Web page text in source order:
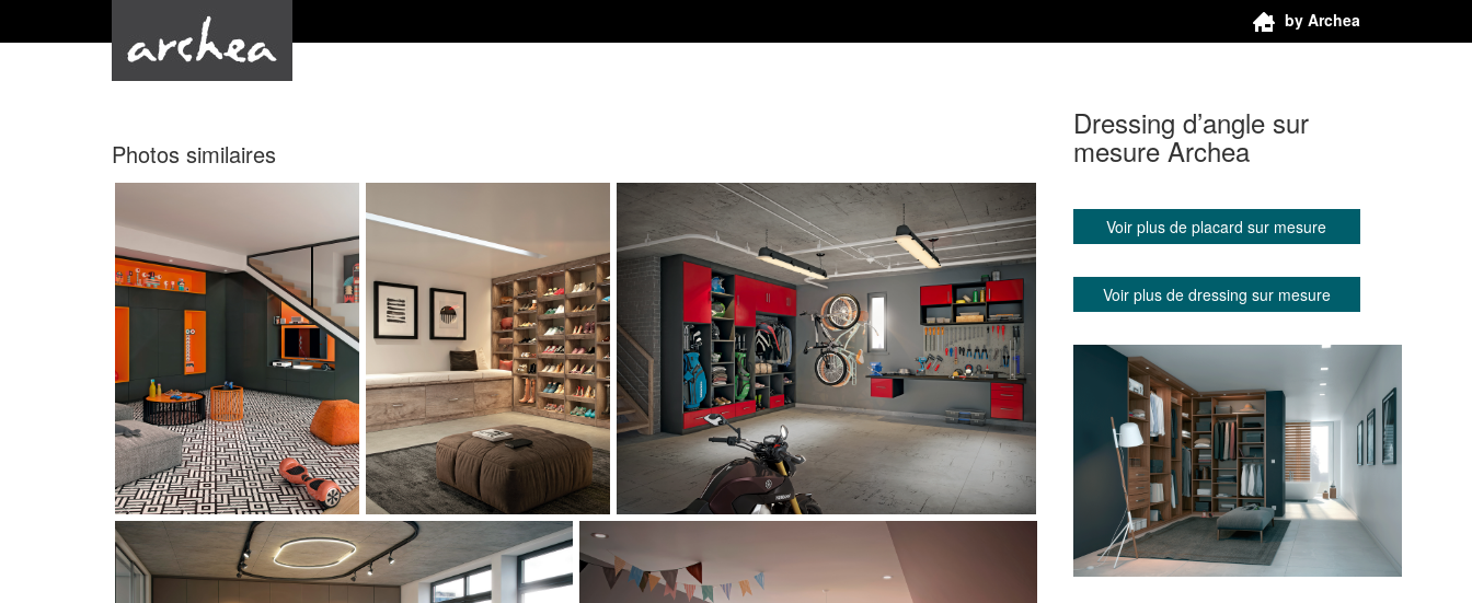
by Archea
Photos similaires
Dressing d’angle sur
mesure Archea
Voir plus de placard sur mesure
Voir plus de dressing sur mesure